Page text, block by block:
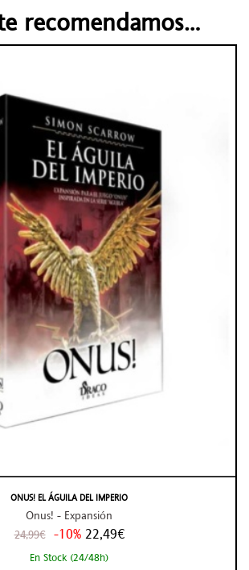
recomendamos…
ONUS! EL ÁGUILA DEL IMPERIO
Onus! - Expansión
24,99€ -10% 22,49€
En Stock (24/48h)